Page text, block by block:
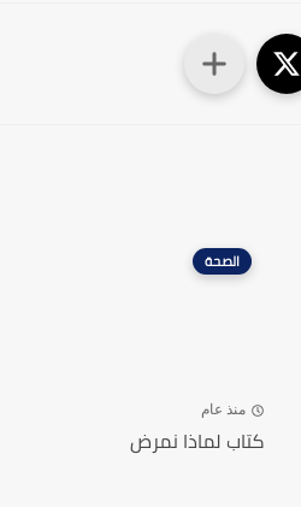
الصحة
منذ عام
كتاب لماذا نمرض